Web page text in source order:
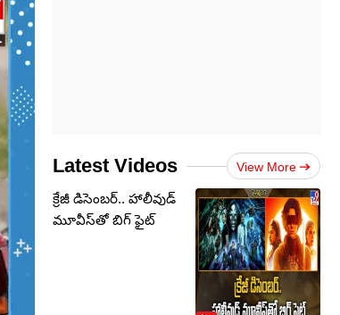
Latest Videos View More
క్రేజీ డిసెంబర్‌.. హాలీవుడ్
మూవీస్‌తో బిగ్ ఫైట్‌